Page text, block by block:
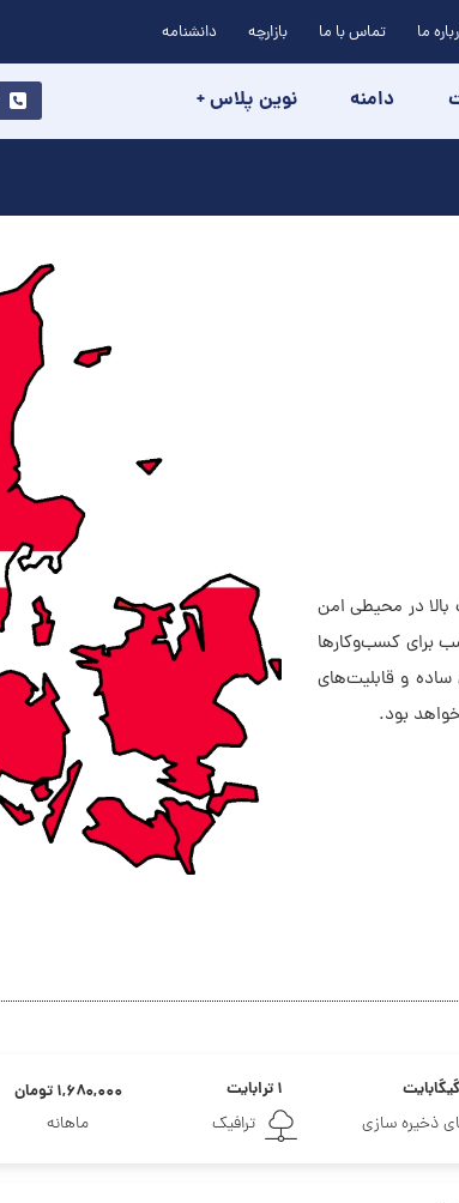
ما تماس با ما بازارچه دانشنامه
دامنه نوین پلاس +
بالا در محیطی امن
برای کسب‌وکارها
و قابلیت‌های
بود.
ذخیره سازی
۱ ترابایت
ترافیک
۱,۶۸۰,۰۰۰ تومان
ماهانه